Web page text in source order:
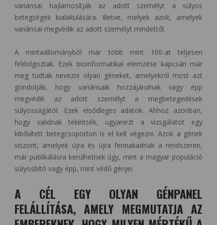
variánsai hajlamosítják az adott személyt a súlyos
betegségek kialakulására. Illetve, melyek azok, amelyek
variánsai megvédik az adott személyt mindettől.
A mintaállományból már több mint 100-at teljesen
feldolgoztak. Ezek bioinformatikai elemzése kapcsán már
meg tudtak nevezni olyan géneket, amelyekről most azt
gondolják, hogy variánsaik hozzájárulnak vagy épp
megvédik az adott személyt a megbetegedések
súlyosságától. Ezek elsődleges adatok. Ahhoz azonban,
hogy validnak tekintsék, ugyanezt a vizsgálatot egy
kibővített betegcsoporton is el kell végezni. Azok a gének
viszont, amelyek újra és újra fennakadnak a rendszeren,
már publikálásra kerülhetnek úgy, mint a magyar populáció
súlyosbító vagy épp, mint védő génjei.
A CÉL EGY OLYAN GÉNPANEL
FELÁLLÍTÁSA, AMELY MEGMUTATJA AZ